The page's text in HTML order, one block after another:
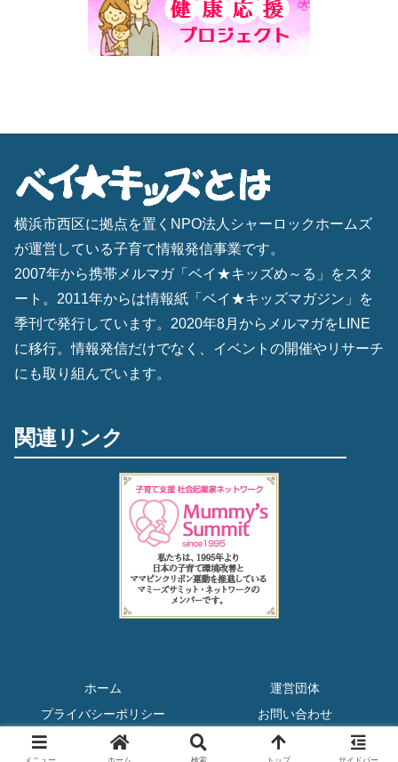
横浜市西区に拠点を置くNPO法人シャーロックホームズ
が運営している子育て情報発信事業です。
2007年から携帯メルマガ「ベイ★キッズめ～る」をスタ
ート。2011年からは情報紙「ベイ★キッズマガジン」を
季刊で発行しています。2020年8月からメルマガをLINE
に移行。情報発信だけでなく、イベントの開催やリサーチ
にも取り組んでいます。
関連リンク
ホーム
運営団体
プライバシーポリシー
お問い合わせ
Copyright © 2020 BAY★KIDS All Rights Reserved.
メニュー ホーム 検索 トップ サイドバー